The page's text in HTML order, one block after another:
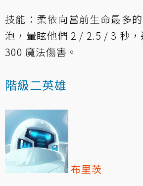
技能：柔依向當前生命最多
泡，暈眩他們 2 / 2.5 / 3 秒
300 魔法傷害。
階級二英雄
布里茨